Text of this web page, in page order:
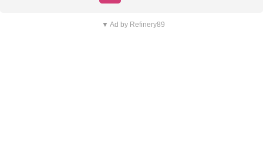
▼ Ad by Refinery89